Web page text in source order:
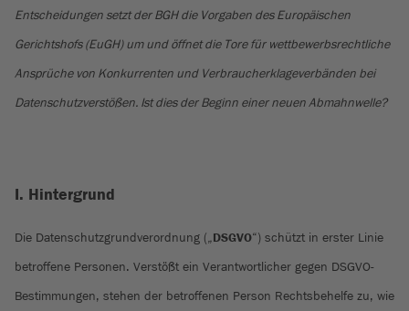
Entscheidungen setzt der BGH die Vorgaben des Europäischen
Gerichtshofs (EuGH) um und öffnet die Tore für wettbewerbsrechtliche
Ansprüche von Konkurrenten und Verbraucherklageverbänden bei
Datenschutzverstößen. Ist dies der Beginn einer neuen Abmahnwelle?
I. Hintergrund
Die Datenschutzgrundverordnung („DSGVO“) schützt in erster Linie
betroffene Personen. Verstößt ein Verantwortlicher gegen DSGVO-
Bestimmungen, stehen der betroffenen Person Rechtsbehelfe zu, wie